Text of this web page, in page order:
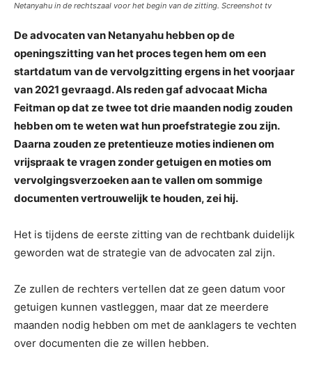
Netanyahu in de rechtszaal voor het begin van de zitting. Screenshot tv
De advocaten van Netanyahu hebben op de
openingszitting van het proces tegen hem om een
startdatum van de vervolgzitting ergens in het voorjaar
van 2021 gevraagd. Als reden gaf advocaat Micha
Feitman op dat ze twee tot drie maanden nodig zouden
hebben om te weten wat hun proefstrategie zou zijn.
Daarna zouden ze pretentieuze moties indienen om
vrijspraak te vragen zonder getuigen en moties om
vervolgingsverzoeken aan te vallen om sommige
documenten vertrouwelijk te houden, zei hij.
Het is tijdens de eerste zitting van de rechtbank duidelijk
geworden wat de strategie van de advocaten zal zijn.
Ze zullen de rechters vertellen dat ze geen datum voor
getuigen kunnen vastleggen, maar dat ze meerdere
maanden nodig hebben om met de aanklagers te vechten
over documenten die ze willen hebben.